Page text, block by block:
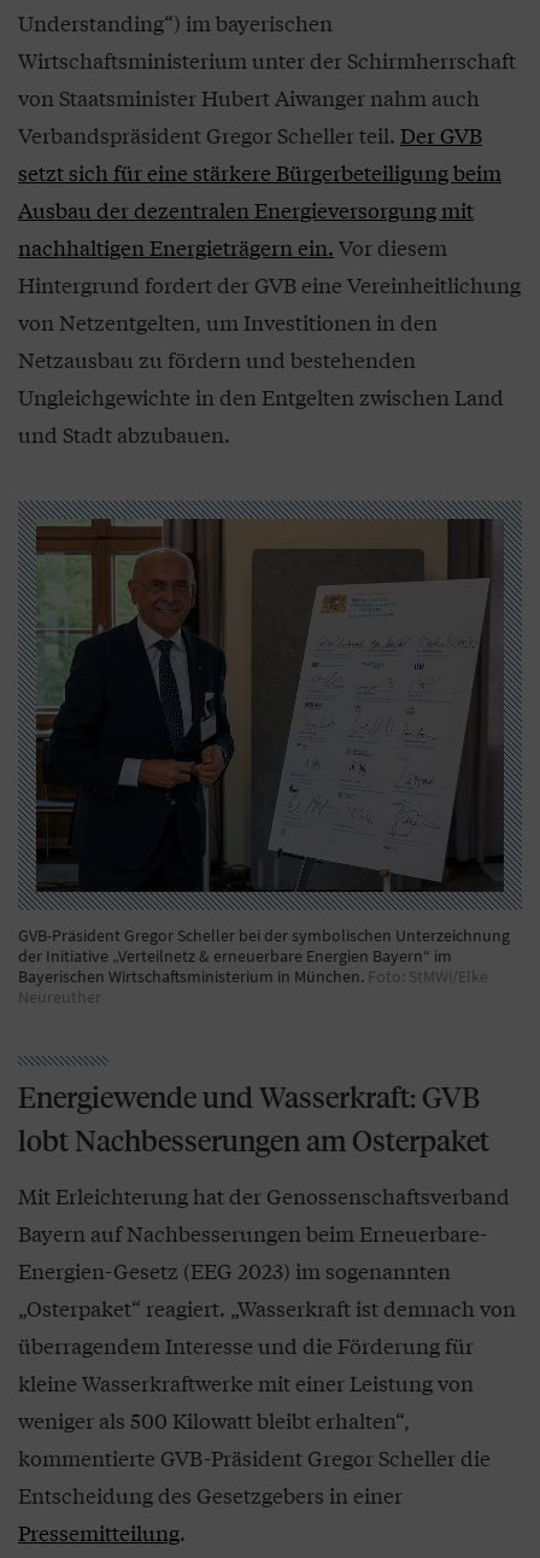
Understanding“) im bayerischen
Wirtschaftsministerium unter der Schirmherrschaft
von Staatsminister Hubert Aiwanger nahm auch
Verbandspräsident Gregor Scheller teil. Der GVB
setzt sich für eine stärkere Bürgerbeteiligung beim
Ausbau der dezentralen Energieversorgung mit
nachhaltigen Energieträgern ein. Vor diesem
Hintergrund fordert der GVB eine Vereinheitlichung
von Netzentgelten, um Investitionen in den
Netzausbau zu fördern und bestehenden
Ungleichgewichte in den Entgelten zwischen Land
und Stadt abzubauen.
GVB-Präsident Gregor Scheller bei der symbolischen Unterzeichnung
der Initiative „Verteilnetz & erneuerbare Energien Bayern“ im
Bayerischen Wirtschaftsministerium in München. Foto: StMWi/Elke
Neureuther
Energiewende und Wasserkraft: GVB
lobt Nachbesserungen am Osterpaket
Mit Erleichterung hat der Genossenschaftsverband
Bayern auf Nachbesserungen beim Erneuerbare-
Energien-Gesetz (EEG 2023) im sogenannten
„Osterpaket“ reagiert. „Wasserkraft ist demnach von
überragendem Interesse und die Förderung für
kleine Wasserkraftwerke mit einer Leistung von
weniger als 500 Kilowatt bleibt erhalten“,
kommentierte GVB-Präsident Gregor Scheller die
Entscheidung des Gesetzgebers in einer
Pressemitteilung.